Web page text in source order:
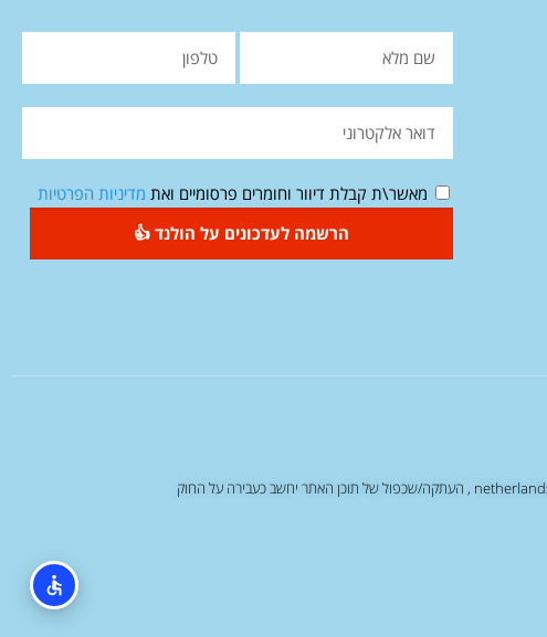
מאשר\ת קבלת דיוור וחומרים פרסומיים ואת מדיניות הפרטיות
הרשמה לעדכונים על הולנד 👍